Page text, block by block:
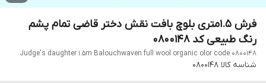
فرش 1.5متری بلوچ بافت نقش دختر قاضی تمام پشم
رنگ طبیعی کد 0800148
Judge's daughter 1.5m Balouchwaven full wool organic olor code 0800148
شناسه کالا 0800148